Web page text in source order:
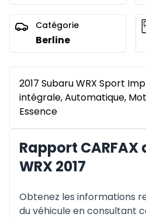
Catégorie
Berline
2017 Subaru WRX Sport
intégrale, Automatique,
Essence
Rapport CARFAX
WRX 2017
Obtenez les informations
du véhicule en consultant